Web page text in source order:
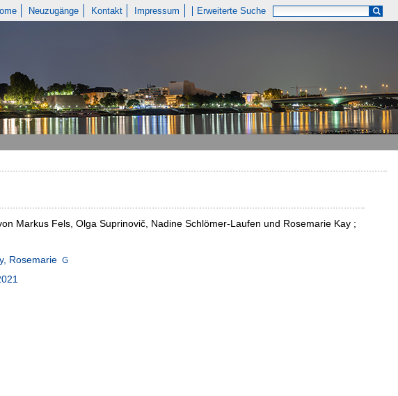
Neuzugänge Kontakt Impressum Erweiterte Suche
Markus Fels, Olga Suprinovič, Nadine Schlömer-Laufen und Rosemarie Kay ;
Rosemarie